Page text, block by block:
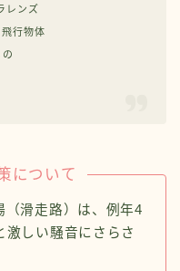
レンズ
行物体
について
（滑走路）は、例年4
激しい騒音にさらさ